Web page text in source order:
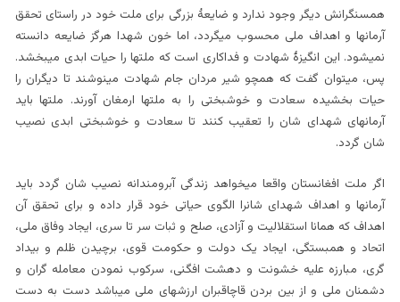
همسنگرانش دیگر وجود ندارد و ضایعۀ بزرگی برای ملت خود در راستای تحقق
آرمانها و اهداف ملی محسوب میگردد، اما خون شهدا هرگز ضایعه دانسته
نمیشود. این انگیزۀ شهادت و فداکاری است که ملتها را حیات ابدی میبخشد.
پس، میتوان گفت که همچو شیر مردان جام شهادت مینوشند تا دیگران را
حیات بخشیده سعادت و خوشبختی را به ملتها ارمغان آورند. ملتها باید
آرمانهای شهدای شان را تعقیب کنند تا سعادت و خوشبختی ابدی نصیب
شان گردد.
اگر ملت افغانستان واقعا میخواهد زندگی آبرومندانه نصیب شان گردد باید
آرمانها و اهداف شهدای شانرا الگوی حیاتی خود قرار داده و برای تحقق آن
اهداف که همانا استقلالیت و آزادی، صلح و ثبات سر تا سری، ایجاد وفاق ملی،
اتحاد و همبستگی، ایجاد یک دولت و حکومت قوی، برچیدن ظلم و بیداد
گری، مبارزه علیه خشونت و دهشت افگنی، سرکوب نمودن معامله گران و
دشمنان ملی و از بین بردن قاچاقبران ارزشهای ملی میباشد دست به دست